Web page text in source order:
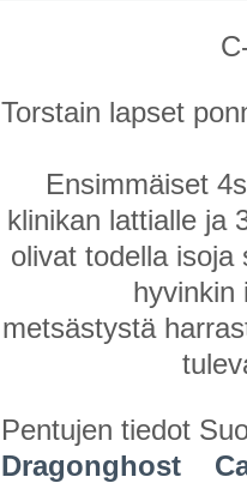
Torstain lapset
Ensimmäiset
klinikan lattialle ja
olivat todella isoja
hyvinkin
metsästystä
Pentujen tiedot
Dragonghost